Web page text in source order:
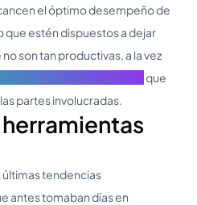
el óptimo desempeño de
que estén dispuestos a dejar
son tan productivas, a la vez
que
partes involucradas.
últimas tendencias
antes tomaban días en